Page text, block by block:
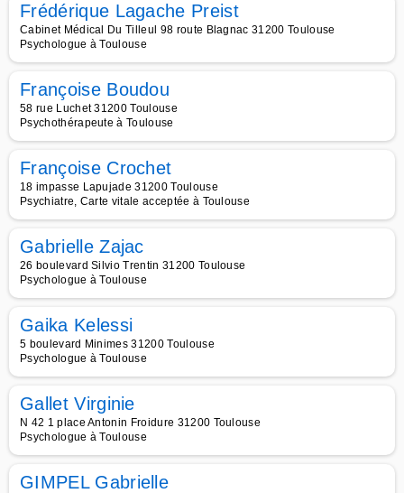
Frédérique Lagache Preist
Cabinet Médical Du Tilleul 98 route Blagnac 31200 Toulouse
Psychologue à Toulouse
Françoise Boudou
58 rue Luchet 31200 Toulouse
Psychothérapeute à Toulouse
Françoise Crochet
18 impasse Lapujade 31200 Toulouse
Psychiatre, Carte vitale acceptée à Toulouse
Gabrielle Zajac
26 boulevard Silvio Trentin 31200 Toulouse
Psychologue à Toulouse
Gaika Kelessi
5 boulevard Minimes 31200 Toulouse
Psychologue à Toulouse
Gallet Virginie
N 42 1 place Antonin Froidure 31200 Toulouse
Psychologue à Toulouse
GIMPEL Gabrielle